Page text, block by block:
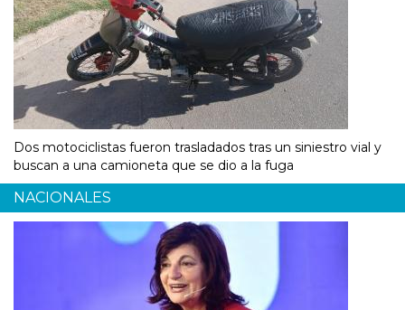
Dos motociclistas fueron trasladados tras un siniestro vial y
buscan a una camioneta que se dio a la fuga
NACIONALES